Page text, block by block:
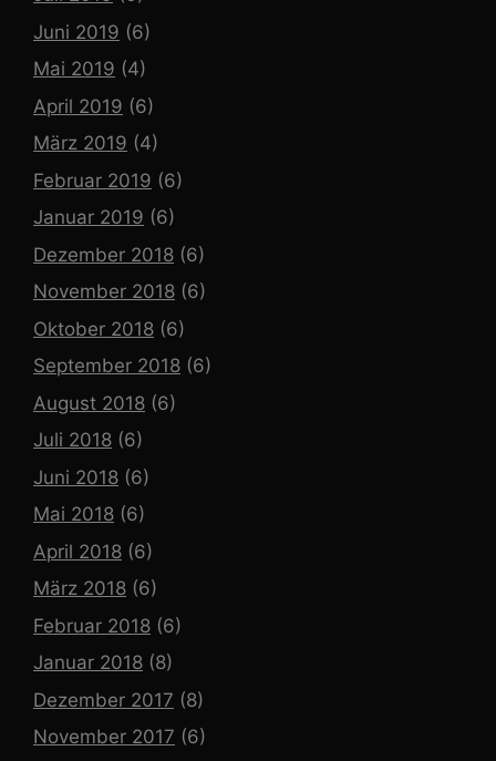
Juni 2019 (6)
Mai 2019 (4)
April 2019 (6)
März 2019 (4)
Februar 2019 (6)
Januar 2019 (6)
Dezember 2018 (6)
November 2018 (6)
Oktober 2018 (6)
September 2018 (6)
August 2018 (6)
Juli 2018 (6)
Juni 2018 (6)
Mai 2018 (6)
April 2018 (6)
März 2018 (6)
Februar 2018 (6)
Januar 2018 (8)
Dezember 2017 (8)
November 2017 (6)